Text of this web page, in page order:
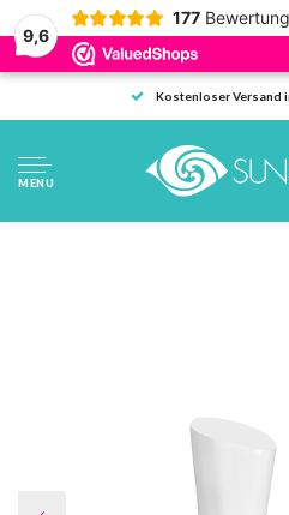
9,6
177
Kostenloser Versand
MENU